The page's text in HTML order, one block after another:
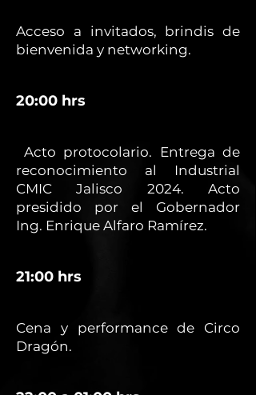
Acceso a invitados, brindis de
bienvenida y networking.
20:00 hrs
Acto protocolario. Entrega de
reconocimiento al Industrial
CMIC Jalisco 2024. Acto
presidido por el Gobernador
Ing. Enrique Alfaro Ramírez.
21:00 hrs
Cena y performance de Circo
Dragón.